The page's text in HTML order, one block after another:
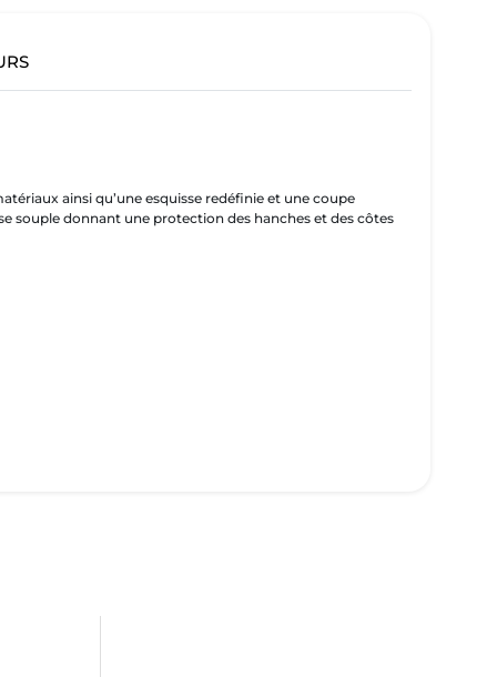
ainsi qu’une esquisse redéfinie et une coupe
souple donnant une protection des hanches et des côtes